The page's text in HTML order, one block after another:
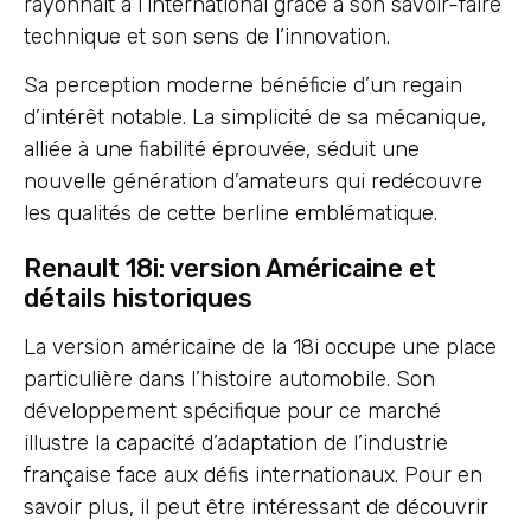
technique et son sens de l’innovation.
Sa perception moderne bénéficie d’un regain
d’intérêt notable. La simplicité de sa mécanique,
alliée à une fiabilité éprouvée, séduit une
nouvelle génération d’amateurs qui redécouvre
les qualités de cette berline emblématique.
Renault 18i: version Américaine et
détails historiques
La version américaine de la 18i occupe une place
particulière dans l’histoire automobile. Son
développement spécifique pour ce marché
illustre la capacité d’adaptation de l’industrie
française face aux défis internationaux. Pour en
savoir plus, il peut être intéressant de découvrir